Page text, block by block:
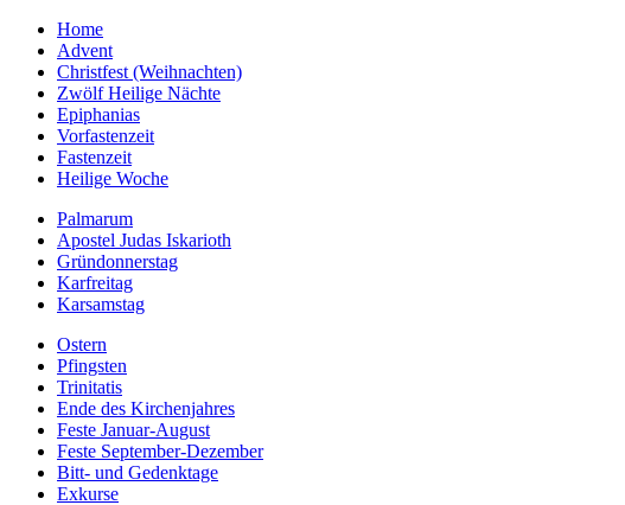
Home
Advent
Christfest (Weihnachten)
Zwölf Heilige Nächte
Epiphanias
Vorfastenzeit
Fastenzeit
Heilige Woche
Palmarum
Apostel Judas Iskarioth
Gründonnerstag
Karfreitag
Karsamstag
Ostern
Pfingsten
Trinitatis
Ende des Kirchenjahres
Feste Januar-August
Feste September-Dezember
Bitt- und Gedenktage
Exkurse